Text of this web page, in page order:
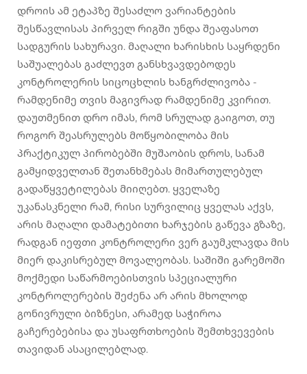
დროის ამ ეტაპზე შესაძლო ვარიანტების
შესწავლისას პირველ რიგში უნდა შეაფასოთ
სადგურის სახურავი. მაღალი ხარისხის საყრდენი
საშუალებას გაძლევთ განსხვავდებოდეს
კონტროლერის სიცოცხლის ხანგრძლივობა -
რამდენიმე თვის მაგივრად რამდენიმე კვირით.
დაუთმენით დრო იმას, რომ სრულად გაიგოთ, თუ
როგორ შეასრულებს მოწყობილობა მის
პრაქტიკულ პირობებში მუშაობის დროს, სანამ
გამყიდველთან შეთანხმებას მიმართულებულ
გადაწყვეტილებას მიიღებთ. ყველაზე
უკანასკნელი რამ, რისი სურვილიც ყველას აქვს,
არის მაღალი დამატებითი ხარჯების გაწევა გზაზე,
რადგან იეფთი კონტროლერი ვერ გაუმკლავდა მის
მიერ დაკისრებულ მოვალეობას. საშიში გარემოში
მოქმედი საწარმოებისთვის სპეციალური
კონტროლერების შეძენა არ არის მხოლოდ
გონივრული ბიზნესი, არამედ საჭიროა
გაჩერებებისა და უსაფრთხოების შემთხვევების
თავიდან ასაცილებლად.